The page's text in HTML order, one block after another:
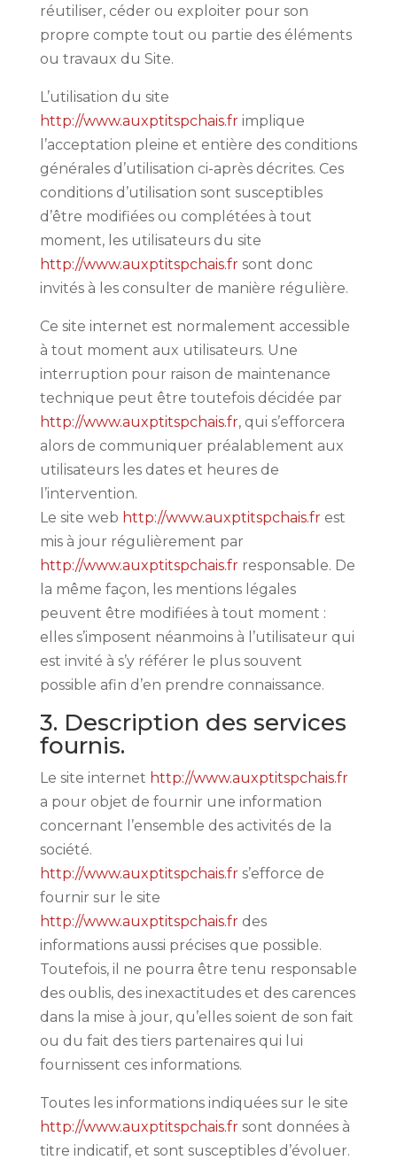
réutiliser, céder ou exploiter pour son
propre compte tout ou partie des éléments
ou travaux du Site.
L’utilisation du site
http://www.auxptitspchais.frimplique
l’acceptation pleine et entière des conditions
générales d’utilisation ci-après décrites. Ces
conditions d’utilisation sont susceptibles
d’être modifiées ou complétées à tout
moment, les utilisateurs du site
http://www.auxptitspchais.frsont donc
invités à les consulter de manière régulière.
Ce site internet est normalement accessible
à tout moment aux utilisateurs. Une
interruption pour raison de maintenance
technique peut être toutefois décidée par
http://www.auxptitspchais.fr, qui s’efforcera
alors de communiquer préalablement aux
utilisateurs les dates et heures de
l’intervention.
Le site web http://www.auxptitspchais.frest
mis à jour régulièrement par
http://www.auxptitspchais.frresponsable. De
la même façon, les mentions légales
peuvent être modifiées à tout moment :
elles s’imposent néanmoins à l’utilisateur qui
est invité à s’y référer le plus souvent
possible afin d’en prendre connaissance.
3. Description des services
fournis.
Le site internet http://www.auxptitspchais.fr
a pour objet de fournir une information
concernant l’ensemble des activités de la
société.
http://www.auxptitspchais.frs’efforce de
fournir sur le site
http://www.auxptitspchais.frdes
informations aussi précises que possible.
Toutefois, il ne pourra être tenu responsable
des oublis, des inexactitudes et des carences
dans la mise à jour, qu’elles soient de son fait
ou du fait des tiers partenaires qui lui
fournissent ces informations.
Toutes les informations indiquées sur le site
http://www.auxptitspchais.frsont données à
titre indicatif, et sont susceptibles d’évoluer.